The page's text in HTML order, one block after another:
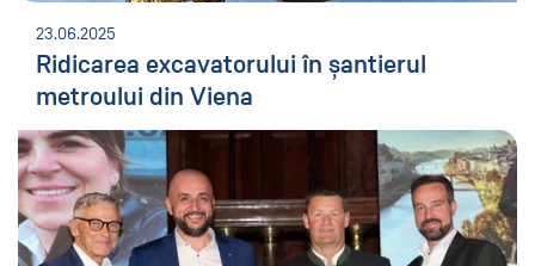
23.06.2025
Ridicarea excavatorului în șantierul
metroului din Viena